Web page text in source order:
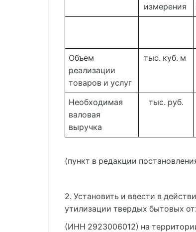
измерения
Объем
реализации
товаров и услуг
тыс. куб. м
Необходимая
валовая
выручка
тыс. руб.
(пункт в редакции
2. Установить и ввести в
утилизации твердых бытовых
(ИНН 2923006012) на